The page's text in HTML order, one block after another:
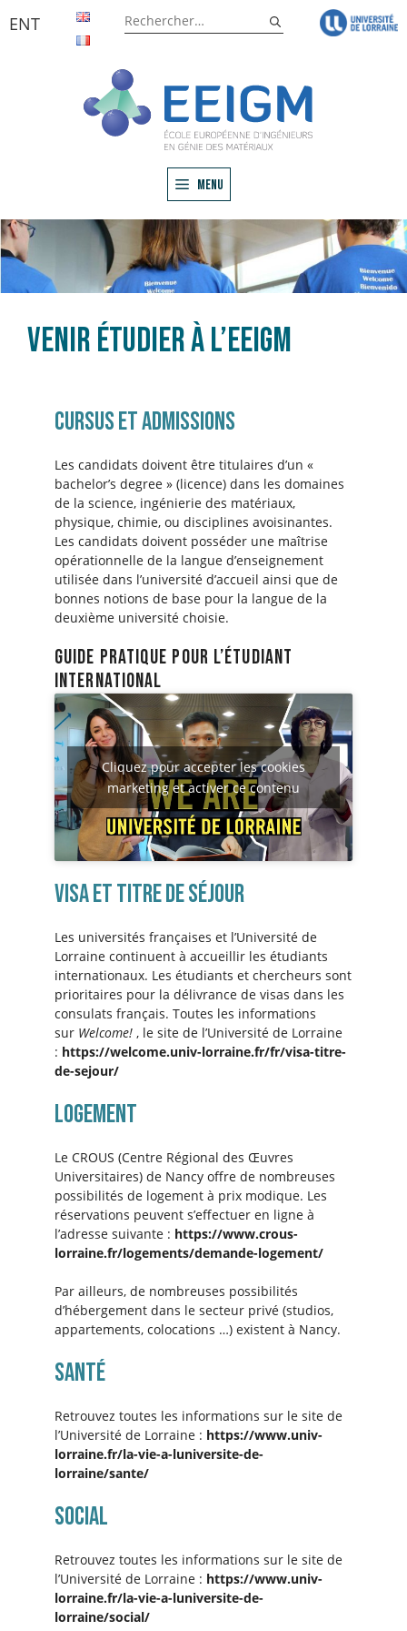
auENT Rechercher :
Menu
Venir étudier à l’EEIGM
Cursus et admissions
Les candidats doivent être titulaires d’un «
bachelor’s degree » (licence) dans les domaines
de la science, ingénierie des matériaux,
physique, chimie, ou disciplines avoisinantes.
Les candidats doivent posséder une maîtrise
opérationnelle de la langue d’enseignement
utilisée dans l’université d’accueil ainsi que de
bonnes notions de base pour la langue de la
deuxième université choisie.
guide pratique pour l’étudiant
international
Cliquez pour accepter les cookies
marketing et activer ce contenu
Visa et titre de séjour
Les universités françaises et l’Université de
Lorraine continuent à accueillir les étudiants
internationaux. Les étudiants et chercheurs sont
prioritaires pour la délivrance de visas dans les
consulats français. Toutes les informations
sur Welcome! , le site de l’Université de Lorraine
: https://welcome.univ-lorraine.fr/fr/visa-titre-
de-sejour/
Logement
Le CROUS (Centre Régional des Œuvres
Universitaires) de Nancy offre de nombreuses
possibilités de logement à prix modique. Les
réservations peuvent s’effectuer en ligne à
l’adresse suivante : https://www.crous-
lorraine.fr/logements/demande-logement/
Par ailleurs, de nombreuses possibilités
d’hébergement dans le secteur privé (studios,
appartements, colocations …) existent à Nancy.
Santé
Retrouvez toutes les informations sur le site de
l’Université de Lorraine : https://www.univ-
lorraine.fr/la-vie-a-luniversite-de-
lorraine/sante/
SOCIAL
Retrouvez toutes les informations sur le site de
l’Université de Lorraine : https://www.univ-
lorraine.fr/la-vie-a-luniversite-de-
lorraine/social/